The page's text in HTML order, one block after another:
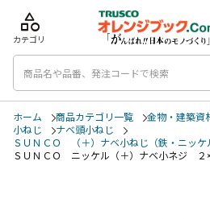
category
カテゴリ
ホーム 商品カテゴリ一覧 金物・建築資
小ねじ
ナベ頭小ねじ
ＳＵＮＣＯ （＋）ナベ小ねじ（鉄・ニッケ
ＳＵＮＣＯ ニッケル（＋）ナベ小ネジ